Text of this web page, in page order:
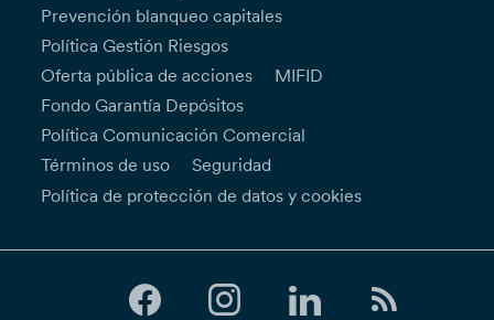
Prevención blanqueo capitales
Política Gestión Riesgos
Oferta pública de acciones
MIFID
Fondo Garantía Depósitos
Política Comunicación Comercial
Términos de uso
Seguridad
Política de protección de datos y cookies